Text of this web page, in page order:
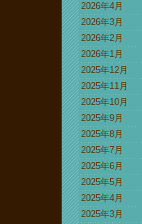
2026年4月
2026年3月
2026年2月
2026年1月
2025年12月
2025年11月
2025年10月
2025年9月
2025年8月
2025年7月
2025年6月
2025年5月
2025年4月
2025年3月